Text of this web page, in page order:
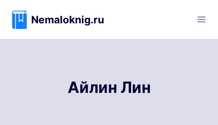
содержимому
Nemaloknig.ru
Айлин Лин